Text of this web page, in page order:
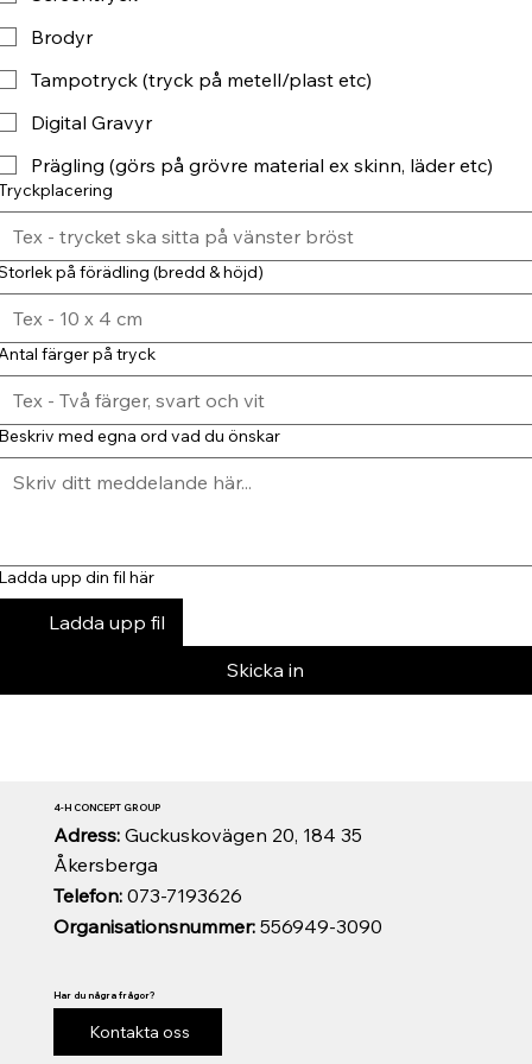
Brodyr
Tampotryck (tryck på metell/plast etc)
Digital Gravyr
Prägling (görs på grövre material ex skinn, läder etc)
på förädling (bredd & höjd)
färger på tryck
med egna ord vad du önskar
upp din fil här
Ladda upp fil
Skicka in
Organisationsnummer:556949-3090
Telefon:073-7193626
Adress: Guckuskovägen 20, 184 35
Åkersberga
4-H CONCEPT GROUP
Har du några frågor?
Kontakta oss